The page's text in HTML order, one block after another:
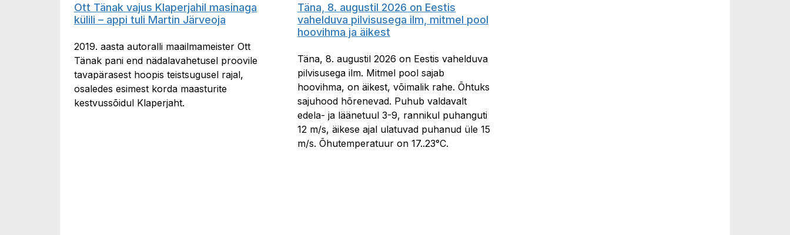
Ott Tänak vajus Klaperjahil masinaga
külili – appi tuli Martin Järveoja
2019. aasta autoralli maailmameister Ott
Tänak pani end nädalavahetusel proovile
tavapärasest hoopis teistsugusel rajal,
osaledes esimest korda maasturite
kestvussõidul Klaperjaht.
Täna, 8. augustil 2026 on Eestis
vahelduva pilvisusega ilm, mitmel pool
hoovihma ja äikest
Täna, 8. augustil 2026 on Eestis vahelduva
pilvisusega ilm. Mitmel pool sajab
hoovihma, on äikest, võimalik rahe. Õhtuks
sajuhood hõrenevad. Puhub valdavalt
edela- ja läänetuul 3-9, rannikul puhanguti
12 m/s, äikese ajal ulatuvad puhanud üle 15
m/s. Õhutemperatuur on 17..23°C.